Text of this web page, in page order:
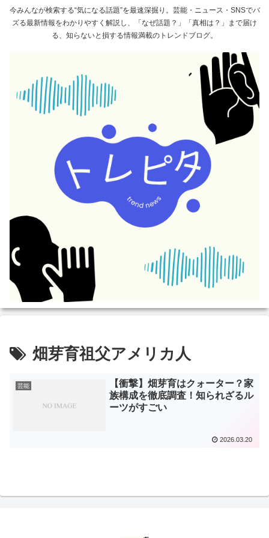
今みんなが検索する“気になる話題”を最速深掘り。芸能・ニュース・SNSでバ
ズる最新情報をわかりやすく解説し、「なぜ話題？」「真相は？」まで届け
る、知らないと損する情報満載のトレンドブログ。
畑芽育祖父アメリカ人
芸能
【衝撃】畑芽育はクォーター？家
族構成を徹底調査！知られざるル
ーツがすごい
2026.03.20